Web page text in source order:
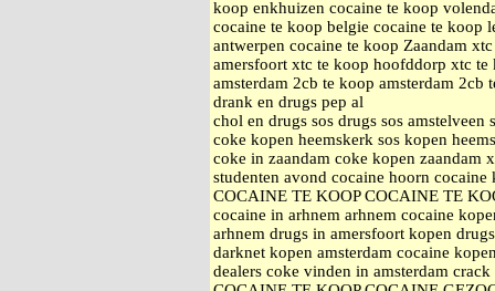
koop enkhuizen cocaine te koop
cocaine te koop belgie cocaine te koop
antwerpen cocaine te koop Zaandam
amersfoort xtc te koop hoofddorp xtc te
amsterdam 2cb te koop amsterdam 2cb
drank en drugs pep al
chol en drugs sos drugs sos amstelveen
coke kopen heemskerk sos kopen
coke in zaandam coke kopen zaandam
studenten avond cocaine hoorn
COCAINE TE KOOP COCAINE TE
cocaine in arhnem arhnem cocaine
arhnem drugs in amersfoort kopen
darknet kopen amsterdam cocaine
dealers coke vinden in amsterdam